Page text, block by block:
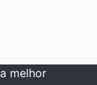
melhor